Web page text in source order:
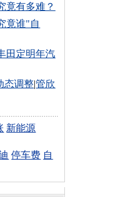
竟有多难？
竟谁"自
田定明年汽
态调整|管欣
新能源
停车费 自